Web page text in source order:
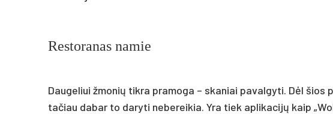
Restoranas namie
Daugeliui žmonių tikra pramoga – skaniai pavalgyti. Dėl
tačiau dabar to daryti nebereikia. Yra tiek aplikacijų kaip